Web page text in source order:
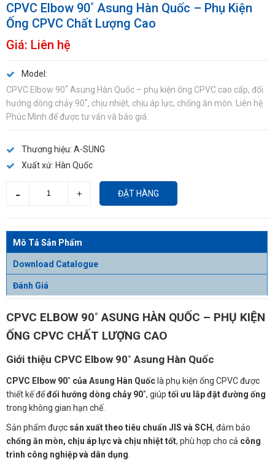
CPVC Elbow 90˚ Asung Hàn Quốc – Phụ Kiện
Ống CPVC Chất Lượng Cao
Giá: Liên hệ
Model:
CPVC Elbow 90˚ Asung Hàn Quốc – phụ kiện ống CPVC cao cấp, đổi
hướng dòng chảy 90˚, chịu nhiệt, chịu áp lực, chống ăn mòn. Liên hệ
Phúc Minh để được tư vấn và báo giá.
Thương hiệu: A-SUNG
Xuất xứ: Hàn Quốc
ĐẶT HÀNG
Mô Tả Sản Phẩm
Download Catalogue
Đánh Giá
CPVC ELBOW 90˚ ASUNG HÀN QUỐC – PHỤ KIỆN
ỐNG CPVC CHẤT LƯỢNG CAO
Giới thiệu CPVC Elbow 90˚ Asung Hàn Quốc
CPVC Elbow 90˚ của Asung Hàn Quốc là phụ kiện ống CPVC được
thiết kế đểđổi hướng dòng chảy 90˚, giúp tối ưu lắp đặt đường ống
trong không gian hạn chế.
Sản phẩm được sản xuất theo tiêu chuẩn JIS và SCH, đảm bảo
chống ăn mòn, chịu áp lực và chịu nhiệt tốt, phù hợp cho cả công
trình công nghiệp và dân dụng